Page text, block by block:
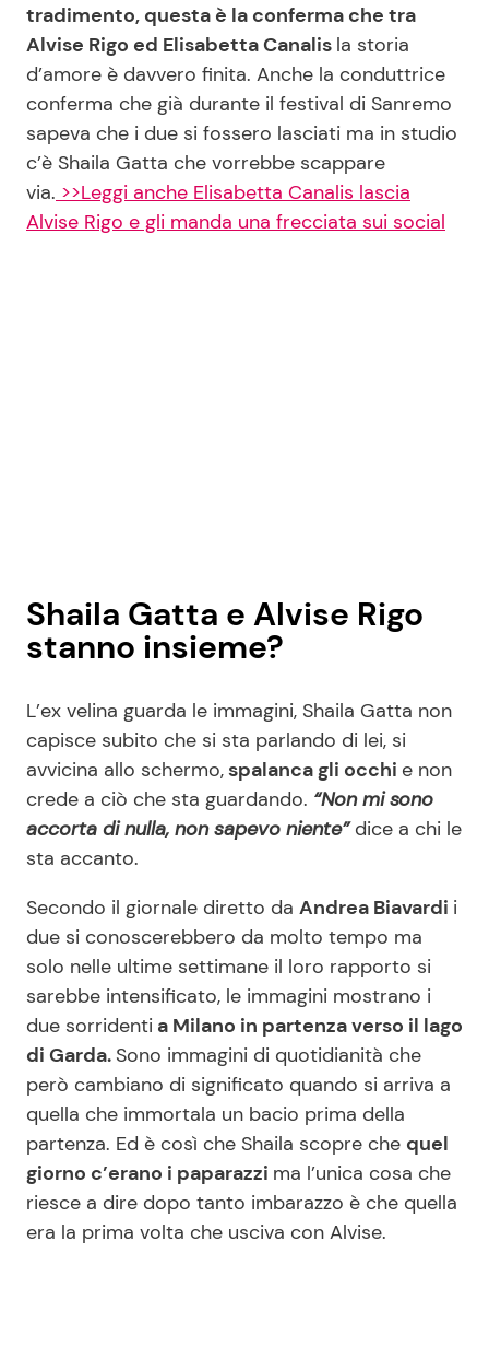
Info
Chi siamo
Disclaimer e Privacy
Redazione
tradimento, questa è la conferma che tra
Alvise Rigo ed Elisabetta Canalis la storia
d’amore è davvero finita. Anche la conduttrice
conferma che già durante il festival di Sanremo
sapeva che i due si fossero lasciati ma in studio
c’è Shaila Gatta che vorrebbe scappare
via. >>Leggi anche Elisabetta Canalis lascia
Alvise Rigo e gli manda una frecciata sui social
Shaila Gatta e Alvise Rigo
stanno insieme?
L’ex velina guarda le immagini, Shaila Gatta non
capisce subito che si sta parlando di lei, si
avvicina allo schermo,spalanca gli occhi e non
crede a ciò che sta guardando. “Non mi sono
accorta di nulla, non sapevo niente”dice a chi le
sta accanto.
Secondo il giornale diretto da Andrea Biavardi i
due si conoscerebbero da molto tempo ma
solo nelle ultime settimane il loro rapporto si
sarebbe intensificato, le immagini mostrano i
due sorridenti a Milano in partenza verso il lago
di Garda. Sono immagini di quotidianità che
però cambiano di significato quando si arriva a
quella che immortala un bacio prima della
partenza. Ed è così che Shaila scopre che quel
giorno c’erano i paparazzi ma l’unica cosa che
riesce a dire dopo tanto imbarazzo è che quella
era la prima volta che usciva con Alvise.